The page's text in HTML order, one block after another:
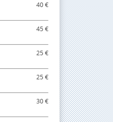
40 €
45 €
25 €
25 €
30 €